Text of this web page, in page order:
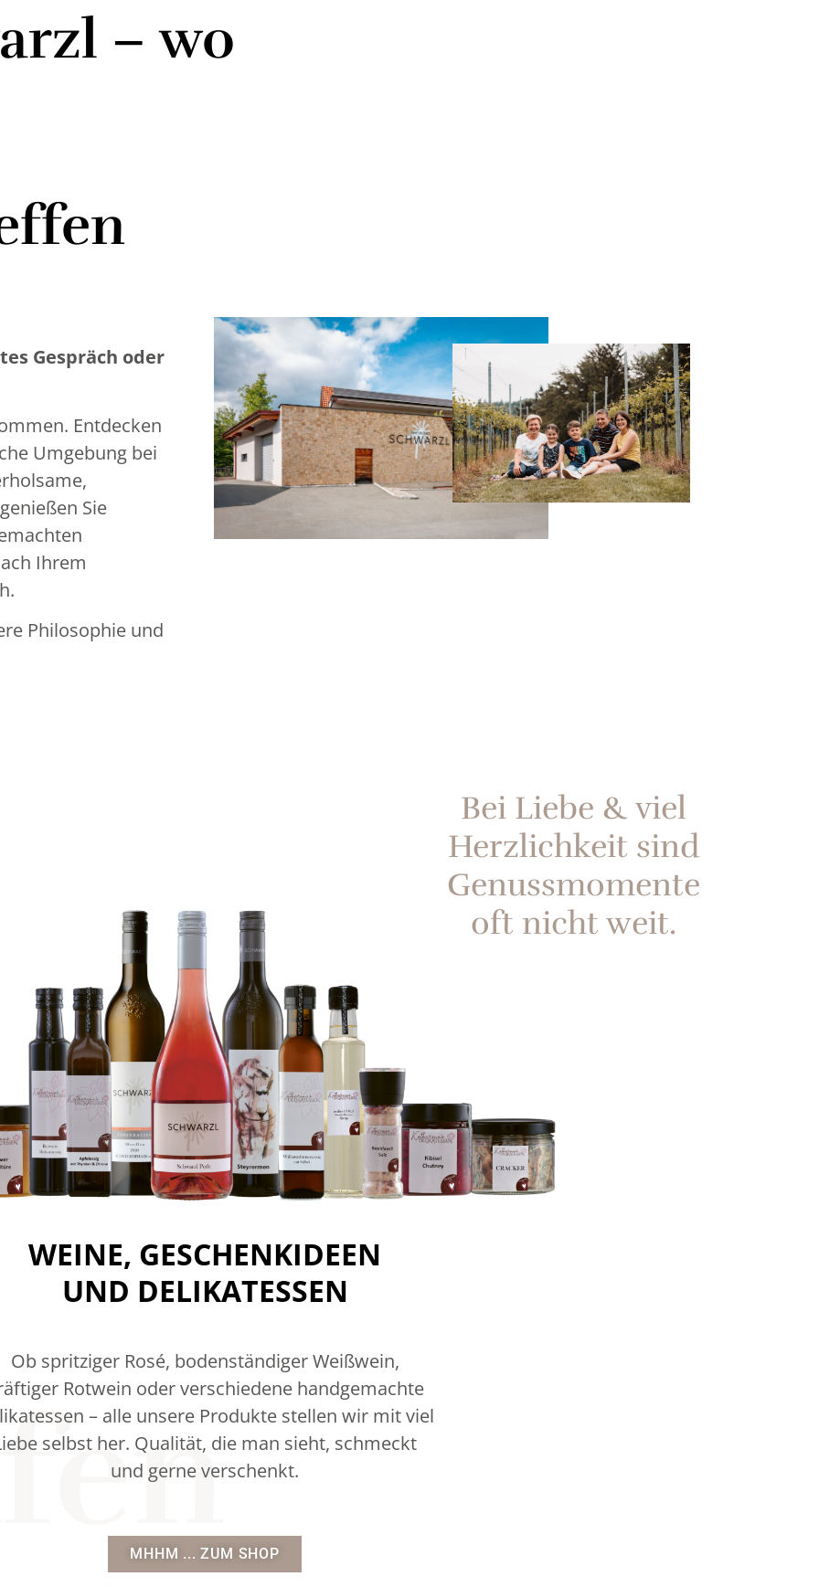
– wo
Gespräch oder
Entdecken
Umgebung bei
Sie
Ihrem
Philosophie und
Bei Liebe & viel
Herzlichkeit sind
Genussmomente
oft nicht weit.
WEINE, GESCHENKIDEEN
UND DELIKATESSEN
Ob spritziger Rosé, bodenständiger Weißwein,
Rotwein oder verschiedene handgemachte
– alle unsere Produkte stellen wir mit viel
selbst her. Qualität, die man sieht, schmeckt
und gerne verschenkt.
MHHM ... ZUM SHOP